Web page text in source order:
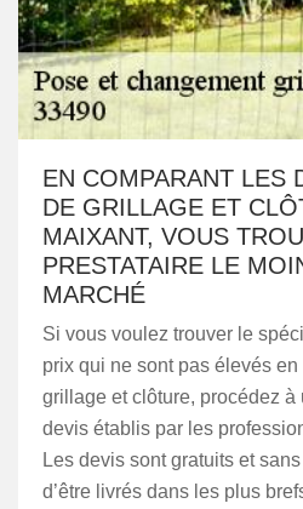
EN COMPARANT LES
DE GRILLAGE ET
MAIXANT, VOUS
PRESTATAIRE LE
MARCHÉ
Si vous voulez trouver le
prix qui ne sont pas élevés
grillage et clôture, procédez
devis établis par les
Les devis sont gratuits et
d’être livrés dans les plus